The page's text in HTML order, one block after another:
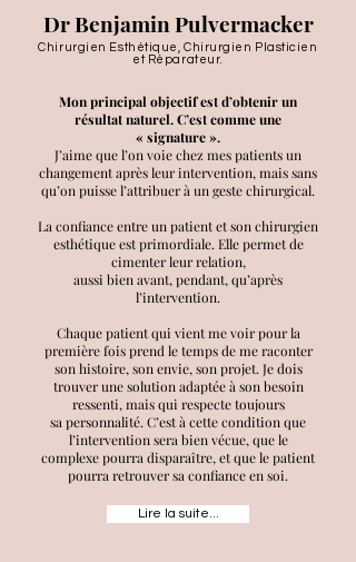
Dr Benjamin Pulvermacker
Chirurgien Esthétique, Chirurgien Plasticien
et Réparateur.
Mon principal objectif est d’obtenir un
résultat naturel. C’est comme une
« signature ».
J’aime que l’on voie chez mes patients un
changement après leur intervention, mais sans
qu’on puisse l’attribuer à un geste chirurgical.
La confiance entre un patient et son chirurgien
esthétique est primordiale. Elle permet de
cimenter leur relation,
aussi bien avant, pendant, qu’après
l’intervention.
Chaque patient qui vient me voir pour la
première fois prend le temps de me raconter
son histoire, son envie, son projet. Je dois
trouver une solution adaptée à son besoin
ressenti, mais qui respecte toujours
sa personnalité. C’est à cette condition que
l’intervention sera bien vécue, que le
complexepourra disparaître, et que le patient
pourra retrouver sa confiance en soi.
Lire la suite...